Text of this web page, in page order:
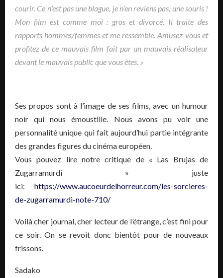
courir. Ce n’est pas une blague, je n’en reviens pas, une souris !
Mon film est comme moi : gros et divorcé. Il traite des
rapports hommes/femmes et me ressemble. Amusez-vous et
profitez de ce mauvais film fait par un mauvais réalisateur
devant le mauvais public que vous êtes. »
Ses propos sont à l’image de ses films, avec un humour
noir qui nous émoustille. Nous avons pu voir une
personnalité unique qui fait aujourd’hui partie intégrante
des grandes figures du cinéma européen.
Vous pouvez lire notre critique de « Las Brujas de
Zugarramurdi » juste
ici: https://www.aucoeurdelhorreur.com/les-sorcieres-
de-zugarramurdi-note-710/
Voilà cher journal, cher lecteur de l’étrange, c’est fini pour
ce soir. On se revoit donc bientôt pour de nouveaux
frissons.
Sadako